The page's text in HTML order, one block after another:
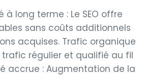
à long terme : Le SEO offre
sans coûts additionnels
acquises. Trafic organique
trafic régulier et qualifié au fil
accrue : Augmentation de la